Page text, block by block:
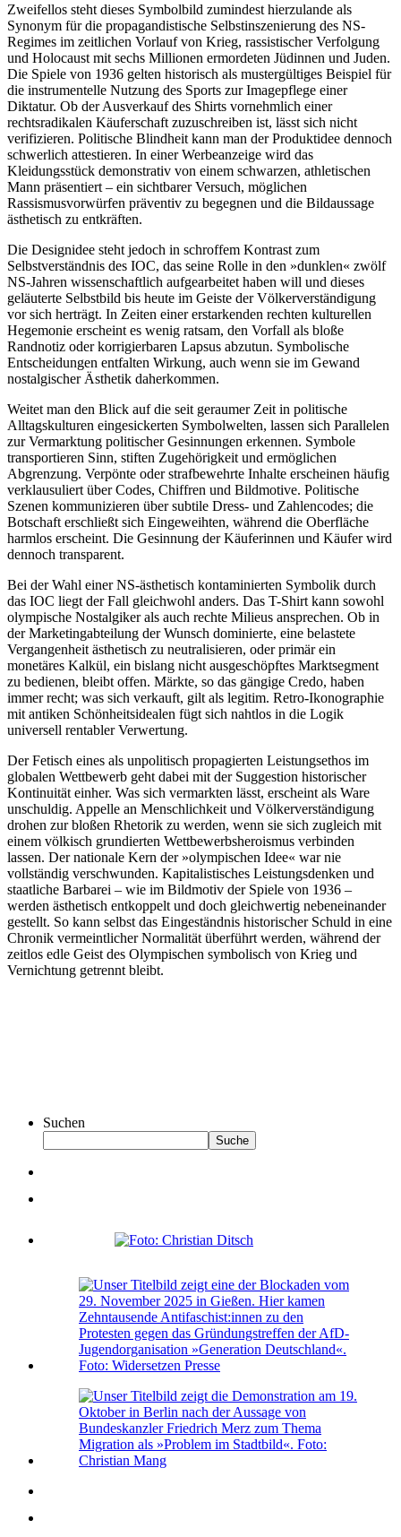
Zweifellos steht dieses Symbolbild zumindest hierzulande als
Synonym für die propagandistische Selbstinszenierung des NS-
Regimes im zeitlichen Vorlauf von Krieg, rassistischer Verfolgung
und Holocaust mit sechs Millionen ermordeten Jüdinnen und Juden.
Die Spiele von 1936 gelten historisch als mustergültiges Beispiel für
die instrumentelle Nutzung des Sports zur Imagepflege einer
Diktatur. Ob der Ausverkauf des Shirts vornehmlich einer
rechtsradikalen Käuferschaft zuzuschreiben ist, lässt sich nicht
verifizieren. Politische Blindheit kann man der Produktidee dennoch
schwerlich attestieren. In einer Werbeanzeige wird das
Kleidungsstück demonstrativ von einem schwarzen, athletischen
Mann präsentiert – ein sichtbarer Versuch, möglichen
Rassismusvorwürfen präventiv zu begegnen und die Bildaussage
ästhetisch zu entkräften.
Die Designidee steht jedoch in schroffem Kontrast zum
Selbstverständnis des IOC, das seine Rolle in den »dunklen« zwölf
NS-Jahren wissenschaftlich aufgearbeitet haben will und dieses
geläuterte Selbstbild bis heute im Geiste der Völkerverständigung
vor sich herträgt. In Zeiten einer erstarkenden rechten kulturellen
Hegemonie erscheint es wenig ratsam, den Vorfall als bloße
Randnotiz oder korrigierbaren Lapsus abzutun. Symbolische
Entscheidungen entfalten Wirkung, auch wenn sie im Gewand
nostalgischer Ästhetik daherkommen.
Weitet man den Blick auf die seit geraumer Zeit in politische
Alltagskulturen eingesickerten Symbolwelten, lassen sich Parallelen
zur Vermarktung politischer Gesinnungen erkennen. Symbole
transportieren Sinn, stiften Zugehörigkeit und ermöglichen
Abgrenzung. Verpönte oder strafbewehrte Inhalte erscheinen häufig
verklausuliert über Codes, Chiffren und Bildmotive. Politische
Szenen kommunizieren über subtile Dress- und Zahlencodes; die
Botschaft erschließt sich Eingeweihten, während die Oberfläche
harmlos erscheint. Die Gesinnung der Käuferinnen und Käufer wird
dennoch transparent.
Bei der Wahl einer NS-ästhetisch kontaminierten Symbolik durch
das IOC liegt der Fall gleichwohl anders. Das T-Shirt kann sowohl
olympische Nostalgiker als auch rechte Milieus ansprechen. Ob in
der Marketingabteilung der Wunsch dominierte, eine belastete
Vergangenheit ästhetisch zu neutralisieren, oder primär ein
monetäres Kalkül, ein bislang nicht ausgeschöpftes Marktsegment
zu bedienen, bleibt offen. Märkte, so das gängige Credo, haben
immer recht; was sich verkauft, gilt als legitim. Retro-Ikonographie
mit antiken Schönheitsidealen fügt sich nahtlos in die Logik
universell rentabler Verwertung.
Der Fetisch eines als unpolitisch propagierten Leistungsethos im
globalen Wettbewerb geht dabei mit der Suggestion historischer
Kontinuität einher. Was sich vermarkten lässt, erscheint als Ware
unschuldig. Appelle an Menschlichkeit und Völkerverständigung
drohen zur bloßen Rhetorik zu werden, wenn sie sich zugleich mit
einem völkisch grundierten Wettbewerbsheroismus verbinden
lassen. Der nationale Kern der »olympischen Idee« war nie
vollständig verschwunden. Kapitalistisches Leistungsdenken und
staatliche Barbarei – wie im Bildmotiv der Spiele von 1936 –
werden ästhetisch entkoppelt und doch gleichwertig nebeneinander
gestellt. So kann selbst das Eingeständnis historischer Schuld in eine
Chronik vermeintlicher Normalität überführt werden, während der
zeitlos edle Geist des Olympischen symbolisch von Krieg und
Vernichtung getrennt bleibt.
Suchen
Suche